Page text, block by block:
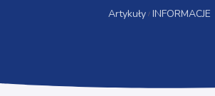
Artykuły INFORMACJE